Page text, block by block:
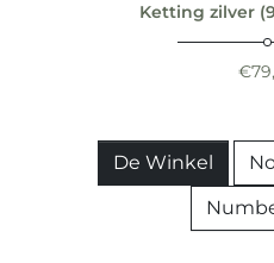
Ketting zilver
€
De Winkel